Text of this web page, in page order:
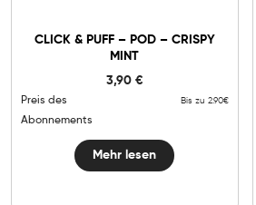
CLICK & PUFF – POD – CRISPY
MINT
3,90 €
Preis des
Abonnements
Bis zu 2.90€
Mehr lesen